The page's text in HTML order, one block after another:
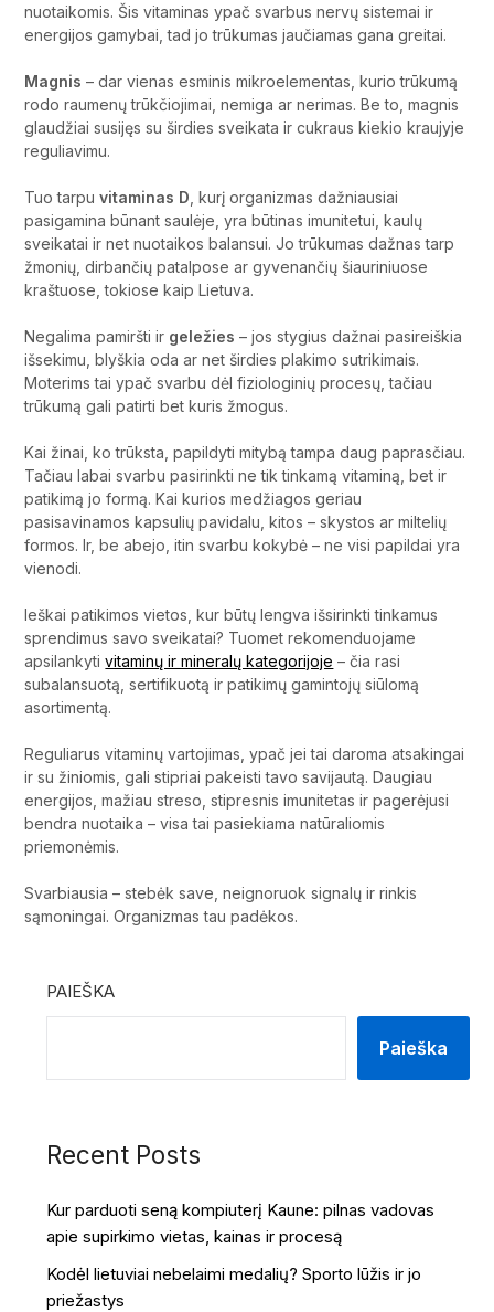
nuotaikomis. Šis vitaminas ypač svarbus nervų sistemai ir
energijos gamybai, tad jo trūkumas jaučiamas gana greitai.
Magnis – dar vienas esminis mikroelementas, kurio trūkumą
rodo raumenų trūkčiojimai, nemiga ar nerimas. Be to, magnis
glaudžiai susijęs su širdies sveikata ir cukraus kiekio kraujyje
reguliavimu.
Tuo tarpuvitaminas D , kurį organizmas dažniausiai
pasigamina būnant saulėje, yra būtinas imunitetui, kaulų
sveikatai ir net nuotaikos balansui. Jo trūkumas dažnas tarp
žmonių, dirbančių patalpose ar gyvenančių šiauriniuose
kraštuose, tokiose kaip Lietuva.
Negalima pamiršti ir geležies – jos stygius dažnai pasireiškia
išsekimu, blyškia oda ar net širdies plakimo sutrikimais.
Moterims tai ypač svarbu dėl fiziologinių procesų, tačiau
trūkumą gali patirti bet kuris žmogus.
Kai žinai, ko trūksta, papildyti mitybą tampa daug paprasčiau.
Tačiau labai svarbu pasirinkti ne tik tinkamą vitaminą, bet ir
patikimą jo formą. Kai kurios medžiagos geriau
pasisavinamos kapsulių pavidalu, kitos – skystos ar miltelių
formos. Ir, be abejo, itin svarbu kokybė – ne visi papildai yra
vienodi.
Ieškai patikimos vietos, kur būtų lengva išsirinkti tinkamus
sprendimus savo sveikatai? Tuomet rekomenduojame
apsilankytivitaminų ir mineralų kategorijoje – čia rasi
subalansuotą, sertifikuotą ir patikimų gamintojų siūlomą
asortimentą.
Reguliarus vitaminų vartojimas, ypač jei tai daroma atsakingai
ir su žiniomis, gali stipriai pakeisti tavo savijautą. Daugiau
energijos, mažiau streso, stipresnis imunitetas ir pagerėjusi
bendra nuotaika – visa tai pasiekiama natūraliomis
priemonėmis.
Svarbiausia – stebėk save, neignoruok signalų ir rinkis
sąmoningai. Organizmas tau padėkos.
PAIEŠKA
Paieška
Recent Posts
Kur parduoti seną kompiuterį Kaune: pilnas vadovas
apie supirkimo vietas, kainas ir procesą
Kodėl lietuviai nebelaimi medalių? Sporto lūžis ir jo
priežastys